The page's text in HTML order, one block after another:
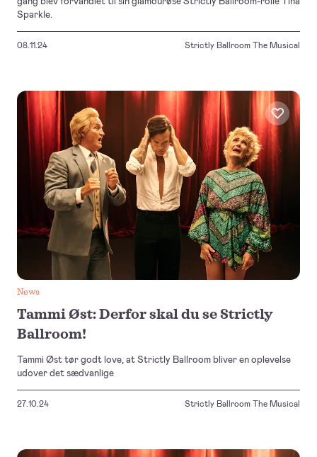
Sparkle.
08.11.24 Strictly Ballroom The Musical
News
Tammi Øst: Derfor skal du se Strictly
Ballroom!
Tammi Øst tør godt love, at Strictly Ballroom bliver en oplevelse
udover det sædvanlige
27.10.24 Strictly Ballroom The Musical